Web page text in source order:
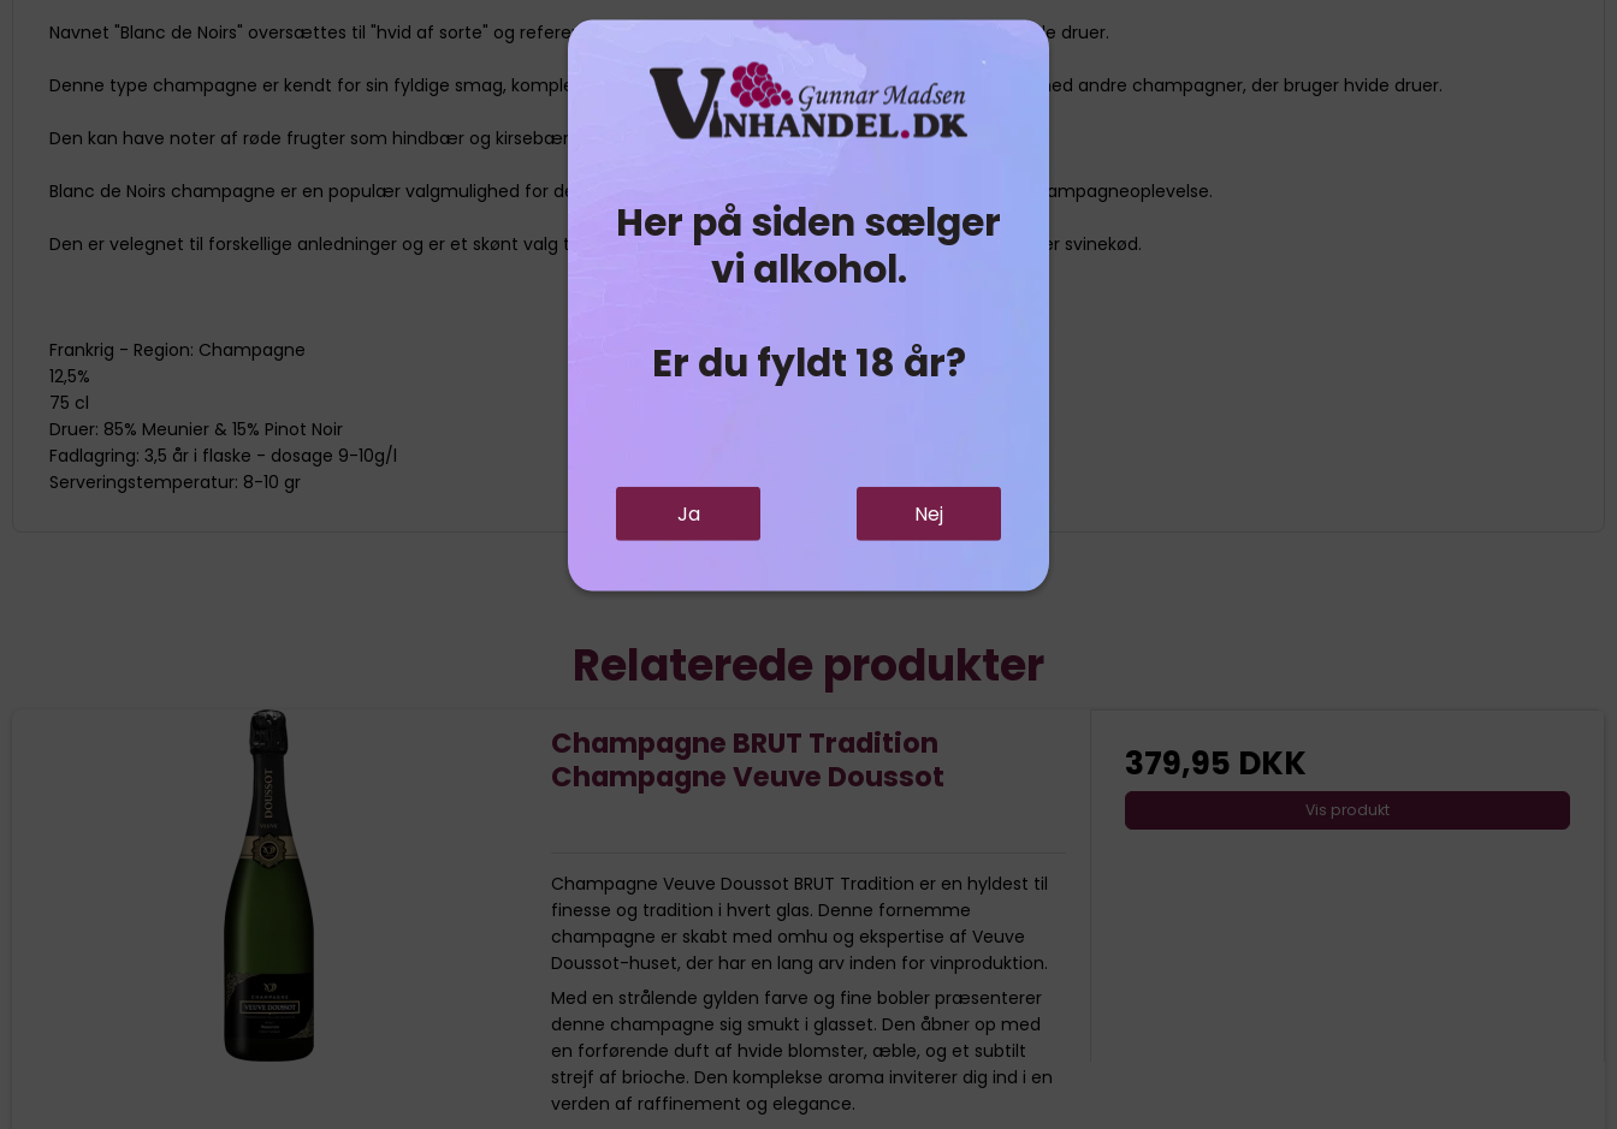
Her på siden sælger
vi alkohol.
Er du fyldt 18 år?
Ja Nej
Navnet "Blanc de Noirs" oversættes til "hvid af sorte" og refererer til den lyse farve på vinen, selvom den er lavet af røde druer.
Denne type champagne er kendt for sin fyldige smag, komplekse aromaer og ofte en rigere karakter sammenlignet med andre champagner, der bruger hvide druer.
Den kan have noter af røde frugter som hindbær og kirsebær samt undertoner af brioche og nødder.
Blanc de Noirs champagne er en populær valgmulighed for dem, der foretrækker en mere kraftfuld og struktureret champagneoplevelse.
Den er velegnet til forskellige anledninger og er et skønt valg til madparring, især med retter, der indeholder fjerkræ eller svinekød.
Frankrig - Region: Champagne
12,5%
75 cl
Druer: 85% Meunier & 15% Pinot Noir
Fadlagring: 3,5 år i flaske - dosage 9-10g/l
Serveringstemperatur: 8-10 gr
Relaterede produkter
Champagne BRUT Tradition
Champagne Veuve Doussot
Champagne Veuve Doussot BRUT Tradition er en hyldest til
finesse og tradition i hvert glas. Denne fornemme
champagne er skabt med omhu og ekspertise af Veuve
Doussot-huset, der har en lang arv inden for vinproduktion.
Med en strålende gylden farve og fine bobler præsenterer
denne champagne sig smukt i glasset. Den åbner op med
en forførende duft af hvide blomster, æble, og et subtilt
strejf af brioche. Den komplekse aroma inviterer dig ind i en
verden af raffinement og elegance.
379,95 DKK
Vis produkt